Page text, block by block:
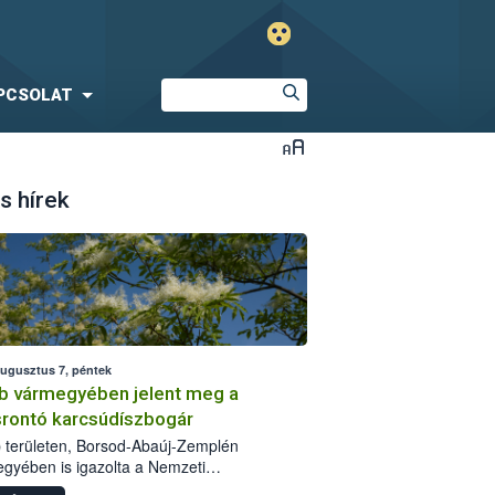
hírek
7, péntek
vármegyében jelent meg a
karcsúdíszbogár
területen, Borsod-Abaúj-Zemplén
is igazolta a Nemzeti
biztonsági Hivatal (Nébih) a